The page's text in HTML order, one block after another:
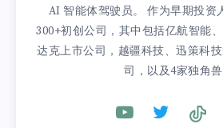
AI 智能体驾驶员。 作为早期投资
300+初创公司，其中包括亿航智能
达克上市公司，越疆科技、迅策科
司，以及4家独角兽